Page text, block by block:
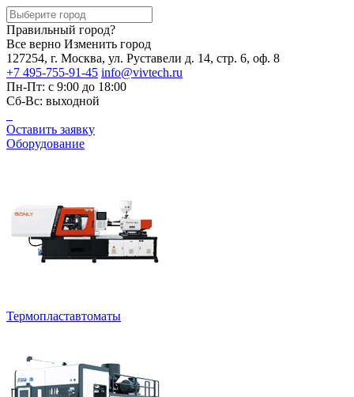
Правильный город?
Все верно Изменить город
127254, г. Москва, ул. Руставели д. 14, стр. 6, оф. 8
+7 495-755-91-45 info@vivtech.ru
Пн-Пт: с 9:00 до 18:00
Сб-Вс: выходной
Оставить заявку
Оборудование
Термопластавтоматы